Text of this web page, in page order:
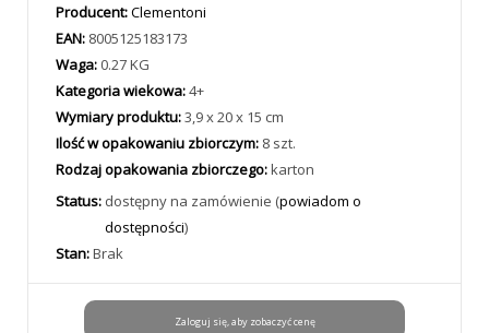
Producent:Clementoni
EAN: 8005125183173
Waga: 0.27 KG
Kategoria wiekowa:4+
Wymiary produktu:3,9 x 20 x 15 cm
Ilość w opakowaniu zbiorczym: 8 szt.
Rodzaj opakowania zbiorczego:karton
Status: dostępny na zamówienie (powiadom o
dostępności)
Stan:Brak
Zaloguj się, aby zobaczyć cenę